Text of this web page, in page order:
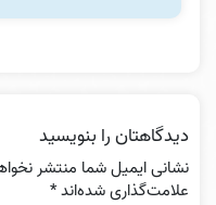
دیدگاهتان را بنویسید
نشانی ایمیل شما منتشر
علامت‌گذاری شده‌اند*